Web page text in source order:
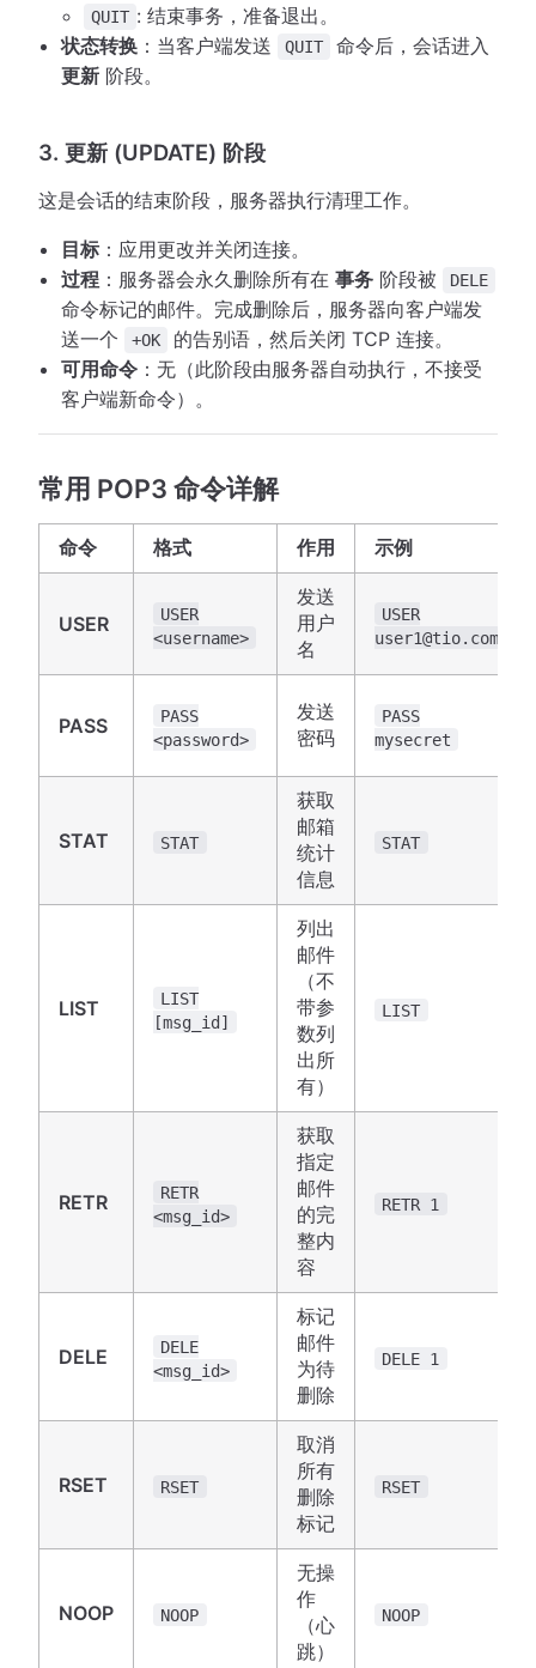
QUIT : 结束事务，准备退出。
状态转换 ：当客户端发送 QUIT
命令后，会话进入
更新 阶段。
3. 更新 (UPDATE) 阶段
这是会话的结束阶段，服务器执行清理工作。
目标 ：应用更改并关闭连接。
过程 ：服务器会永久删除所有在事务 阶段被 DELE
命令标记的邮件。完成删除后，服务器向客户端发
送一个
+OK
的告别语，然后关闭 TCP 连接。
可用命令 ：无（此阶段由服务器自动执行，不接受
客户端新命令）。
常用 POP3 命令详解
命令 格式 作用 示例
USER
USER
<username>
发送
用户
名
USER
user1@tio.com
PASS
PASS
<password>
发送
密码
PASS
mysecret
STAT STAT
获取
邮箱
统计
信息
STAT
LIST
LIST
[msg_id]
列出
邮件
（不
带参
数列
出所
有）
LIST
RETR
RETR
<msg_id>
获取
指定
邮件
的完
整内
容
RETR 1
DELE
DELE
<msg_id>
标记
邮件
为待
删除
DELE 1
RSET RSET
取消
所有
删除
标记
RSET
NOOP NOOP
无操
作
（心
跳）
NOOP